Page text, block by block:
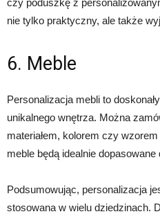
czy poduszkę z
nie tylko praktyczny, ale także
6. Meble
Personalizacja mebli to
unikalnego wnętrza. Można
materiałem, kolorem czy
meble będą idealnie
Podsumowując, personalizacja
stosowana w wielu dziedzinach.